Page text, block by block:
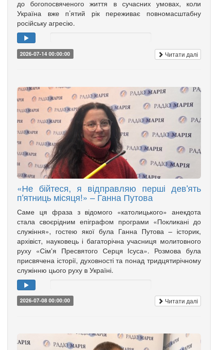
до богопосвяченого життя в сучасних умовах, коли
Україна вже п’ятий рік переживає повномасштабну
російську агресію.
2026-07-14 00:00:00 Читати далі
«Не бійтеся, я відправляю перші дев'ять
п'ятниць місяця!» – Ганна Путова
Саме ця фраза з відомого «католицького» анекдота
стала своєрідним епіграфом програми «Покликані до
служіння», гостею якої була Ганна Путова – історик,
архівіст, науковець і багаторічна учасниця молитовного
руху «Сім'я Пресвятого Серця Ісуса». Розмова була
присвячена історії, духовності та понад тридцятирічному
служінню цього руху в Україні.
2026-07-08 00:00:00 Читати далі